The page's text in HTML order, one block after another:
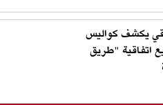
يكشف كواليس
اتفاقية "طريق